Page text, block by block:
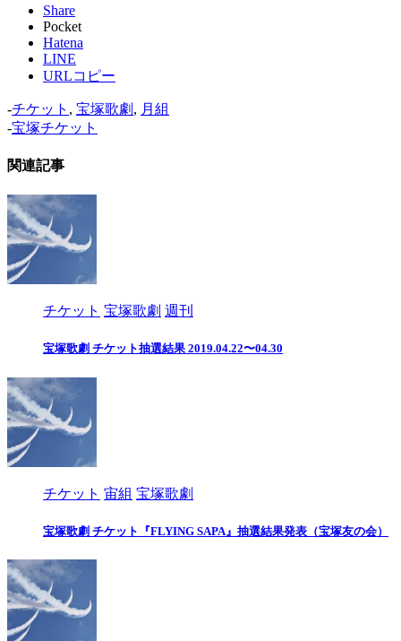
Share
Pocket
Hatena
LINE
URLコピー
-チケット , 宝塚歌劇 , 月組
-宝塚チケット
関連記事
チケット 宝塚歌劇 週刊
宝塚歌劇 チケット抽選結果 2019.04.22〜04.30
チケット 宙組 宝塚歌劇
宝塚歌劇 チケット『FLYING SAPA』抽選結果発表（宝塚友の会）